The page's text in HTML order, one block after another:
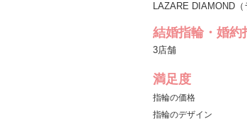
LAZARE DIAMOND（
結婚指輪・婚約
3店舗
満足度
指輪の価格
指輪のデザイン